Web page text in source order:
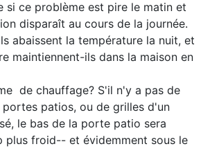
si ce problème est pire le matin et
disparaît au cours de la journée.
abaissent la température la nuit, et
maintiennent-ils dans la maison en
de chauffage? S'il n'y a pas de
portes patios, ou de grilles d'un
le bas de la porte patio sera
plus froid-- et évidemment sous le